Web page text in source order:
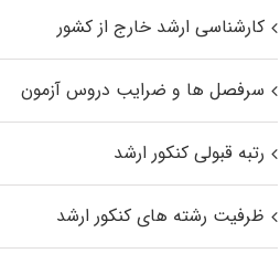
کارشناسی ارشد خارج از کشور
سرفصل ها و ضرایب دروس آزمون
رتبه قبولی کنکور ارشد
ظرفیت رشته های کنکور ارشد